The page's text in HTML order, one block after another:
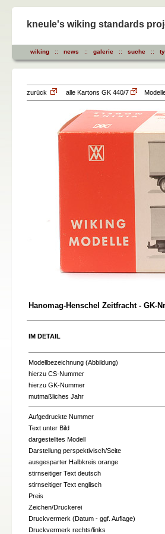
kneule's wiking standards
wiking :: news :: galerie :: suche ::
zurück alle Kartons GK 440/7
Hanomag-Henschel Zeitfracht - GK-
IM DETAIL
Modellbezeichnung (Abbildung)
hierzu CS-Nummer
hierzu GK-Nummer
mutmaßliches Jahr
Aufgedruckte Nummer
Text unter Bild
dargestelltes Modell
Darstellung perspektivisch/Seite
ausgesparter Halbkreis orange
stirnseitiger Text deutsch
stirnseitiger Text englisch
Preis
Zeichen/Druckerei
Druckvermerk (Datum - ggf. Auflage)
Druckvermerk rechts/links